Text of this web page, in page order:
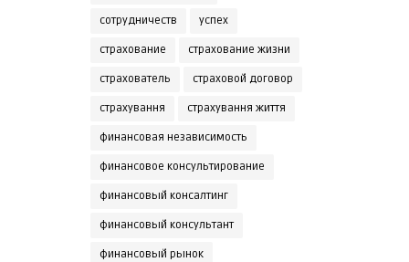
сотрудничеств успех
страхование страхование жизни
страхователь страховой договор
страхування страхування життя
финансовая независимость
финансовое консультирование
финансовый консалтинг
финансовый консультант
финансовый рынок